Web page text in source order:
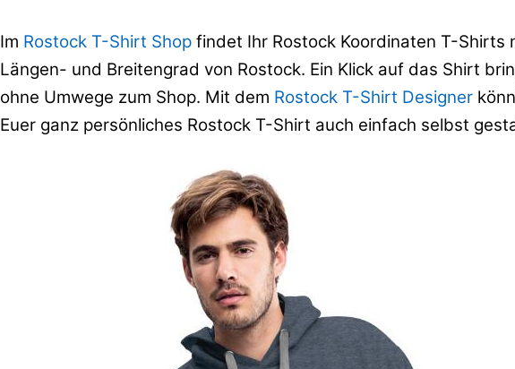
Im Rostock T-Shirt Shop findet Ihr Rostock Koordinaten T-Shirts
Längen- und Breitengrad von Rostock. Ein Klick auf das Shirt
ohne Umwege zum Shop. Mit dem Rostock T-Shirt Designer
Euer ganz persönliches Rostock T-Shirt auch einfach selbst